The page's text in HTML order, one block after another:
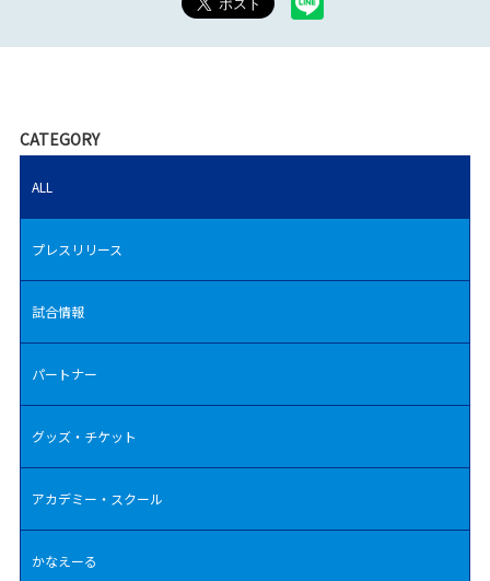
CATEGORY
ALL
プレスリリース
試合情報
パートナー
グッズ・チケット
アカデミー・スクール
かなえーる